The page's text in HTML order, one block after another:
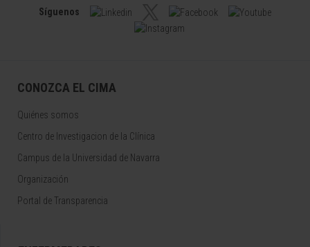
Síguenos
CONOZCA EL CIMA
Quiénes somos
Centro de Investigacion de la Clínica
Campus de la Universidad de Navarra
Organización
Portal de Transparencia